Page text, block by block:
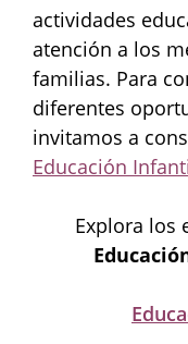
actividades
atención a los
familias. Para
diferentes
invitamos a
Educación
Explora los